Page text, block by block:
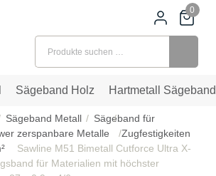
0
Sägeband Holz Hartmetall Sägeband
Sägeband Metall
Sägeband für
zerspanbare Metalle
Zugfestigkeiten
Sawline M51 Bimetall Cutforce Ultra X-
für Materialien mit höchster